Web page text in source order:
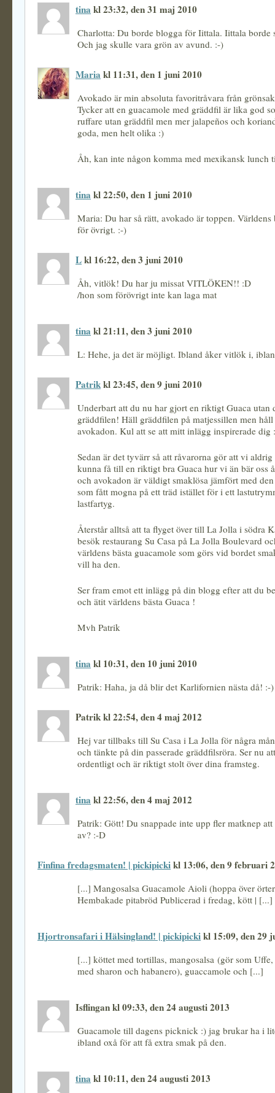
tina kl 23:32, den 31 maj 2010
Charlotta: Du borde blogga för Iittala. Iittala borde
Och jag skulle vara grön av avund. :-)
Maria kl 11:31, den 1 juni 2010
Avokado är min absoluta favoritråvara från
Tycker att en guacamole med gräddfil är lika god
ruffare utan gräddfil men mer jalapeños och
goda, men helt olika :)
Åh, kan inte någon komma med mexikansk lunch
tina kl 22:50, den 1 juni 2010
Maria: Du har så rätt, avokado är toppen. Världens
för övrigt. :-)
Lkl 16:22, den 3 juni 2010
Åh, vitlök! Du har ju missat VITLÖKEN!! :D
/hon som förövrigt inte kan laga mat
tina kl 21:11, den 3 juni 2010
L: Hehe, ja det är möjligt. Ibland åker vitlök i,
Patrikkl 23:45, den 9 juni 2010
Underbart att du nu har gjort en riktigt Guaca utan
gräddfilen! Häll gräddfilen på matjessillen men
avokadon. Kul att se att mitt inlägg inspirerade dig
Sedan är det tyvärr så att råvarorna gör att vi
kunna få till en riktigt bra Guaca hur vi än bär oss
och avokadon är väldigt smaklösa jämfört med
som fått mogna på ett träd istället för i ett
lastfartyg.
Återstår alltså att ta flyget över till La Jolla i södra
besök restaurang Su Casa på La Jolla Boulevard
världens bästa guacamole som görs vid bordet
vill ha den.
Ser fram emot ett inlägg på din blogg efter att du
och ätit världens bästa Guaca !
Mvh Patrik
tina kl 10:31, den 10 juni 2010
Patrik: Haha, ja då blir det Karlifornien nästa då! :-)
Patrik kl 22:54, den 4 maj 2012
Hej var tillbaks till Su Casa i La Jolla för några
och tänkte på din passerade gräddfilsröra. Ser nu
ordentligt och är riktigt stolt över dina framsteg.
tina kl 22:56, den 4 maj 2012
Patrik: Gött! Du snappade inte upp fler matknep
av? :-D
Finfina fredagsmaten! | pickipickikl 13:06, den 9 februari
[...] Mangosalsa Guacamole Aioli (hoppa över
Hembakade pitabröd Publicerad i fredag, kött | [...]
Hjortronsafari i Hälsingland! | pickipickikl 15:09, den 29
[...] köttet med tortillas, mangosalsa (gör som
med sharon och habanero), guaccamole och [...]
Isflingan kl 09:33, den 24 augusti 2013
Guacamole till dagens picknick :) jag brukar ha i
ibland oxå för att få extra smak på den.
tina kl 10:11, den 24 augusti 2013